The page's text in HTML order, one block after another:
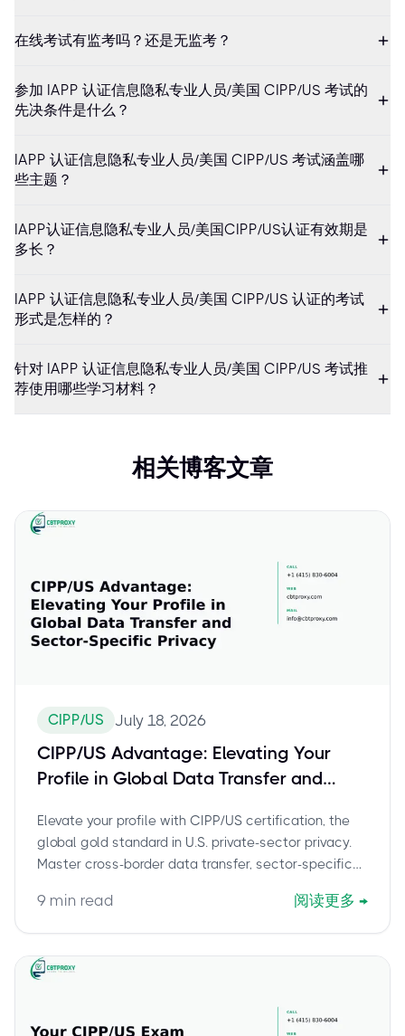
在线考试有监考吗？还是无监考？
参加 IAPP 认证信息隐私专业人员/美国 CIPP/US 考试的
先决条件是什么？
IAPP 认证信息隐私专业人员/美国 CIPP/US 考试涵盖哪
些主题？
IAPP认证信息隐私专业人员/美国CIPP/US认证有效期是
多长？
IAPP 认证信息隐私专业人员/美国 CIPP/US 认证的考试
形式是怎样的？
针对 IAPP 认证信息隐私专业人员/美国 CIPP/US 考试推
荐使用哪些学习材料？
相关博客文章
CIPP/US July 18, 2026
CIPP/US Advantage: Elevating Your
Profile in Global Data Transfer and
Elevate your profile with CIPP/US certification, the
global gold standard in U.S. private-sector privacy.
Master cross-border data transfer, sector-specific
recognition as a leader in global data privacy.
9 min read 阅读更多 →